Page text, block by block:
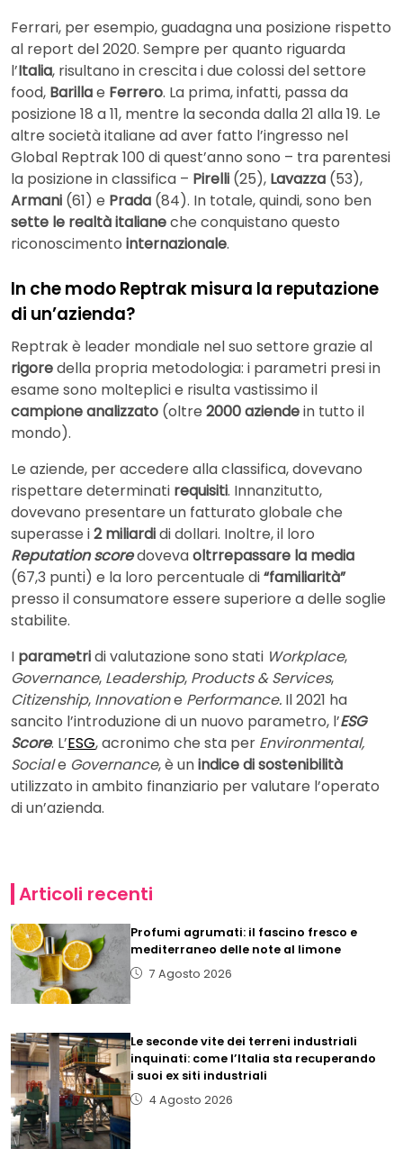
Ferrari, per esempio, guadagna una posizione rispetto
al report del 2020. Sempre per quanto riguarda
l’Italia, risultano in crescita i due colossi del settore
food, Barillae Ferrero. La prima, infatti, passa da
posizione 18 a 11, mentre la seconda dalla 21 alla 19. Le
altre società italiane ad aver fatto l’ingresso nel
Global Reptrak 100 di quest’anno sono – tra parentesi
la posizione in classifica – Pirelli (25), Lavazza (53),
Armani (61) e Prada (84). In totale, quindi, sono ben
sette le realtà italianeche conquistano questo
riconoscimento internazionale.
In che modo Reptrak misura la reputazione
di un’azienda?
Reptrak è leader mondiale nel suo settore grazie al
rigoredella propria metodologia: i parametri presi in
esame sono molteplici e risulta vastissimo il
campione analizzato (oltre 2000 aziendein tutto il
mondo).
Le aziende, per accedere alla classifica, dovevano
rispettare determinati requisiti. Innanzitutto,
dovevano presentare un fatturato globale che
superasse i2 miliardidi dollari. Inoltre, il loro
Reputation scoredovevaoltrrepassare la media
(67,3 punti) e la loro percentuale di“familiarità”
presso il consumatore essere superiore a delle soglie
stabilite.
I parametridi valutazione sono stati Workplace,
Governance, Leadership, Products & Services,
Citizenship, Innovatione Performance. Il 2021 ha
sancito l’introduzione di un nuovo parametro, l’ESG
Score. L’ESG, acronimo che sta per Environmental,
Sociale Governance, è unindice di sostenibilità
utilizzato in ambito finanziario per valutare l’operato
di un’azienda.
Articoli recenti
Profumi agrumati: il fascino fresco e
mediterraneo delle note al limone
7 Agosto 2026
Le seconde vite dei terreni industriali
inquinati: come l’Italia sta recuperando
i suoi ex siti industriali
4 Agosto 2026